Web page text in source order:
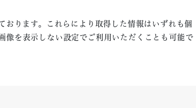
ります。これらにより取得した情報はいずれも個
を表示しない設定でご利用いただくことも可能で